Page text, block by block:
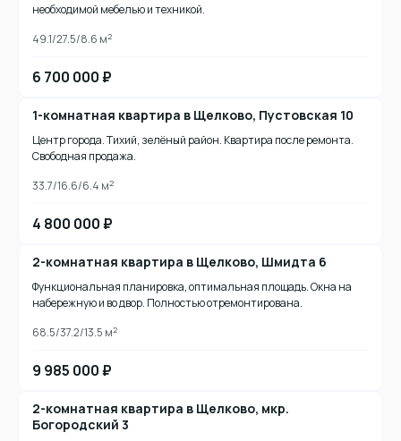
необходимой мебелью и техникой.
49.1/27.5/8.6 м2
6 700 000 ₽
1-комнатная квартира в Щелково, Пустовская 10
Центр города. Тихий, зелёный район. Квартира после ремонта.
Свободная продажа.
33.7/16.6/6.4 м2
4 800 000 ₽
2-комнатная квартира в Щелково, Шмидта 6
Функциональная планировка, оптимальная площадь. Окна на
набережную и во двор. Полностью отремонтирована.
68.5/37.2/13.5 м2
9 985 000 ₽
2-комнатная квартира в Щелково, мкр.
Богородский 3